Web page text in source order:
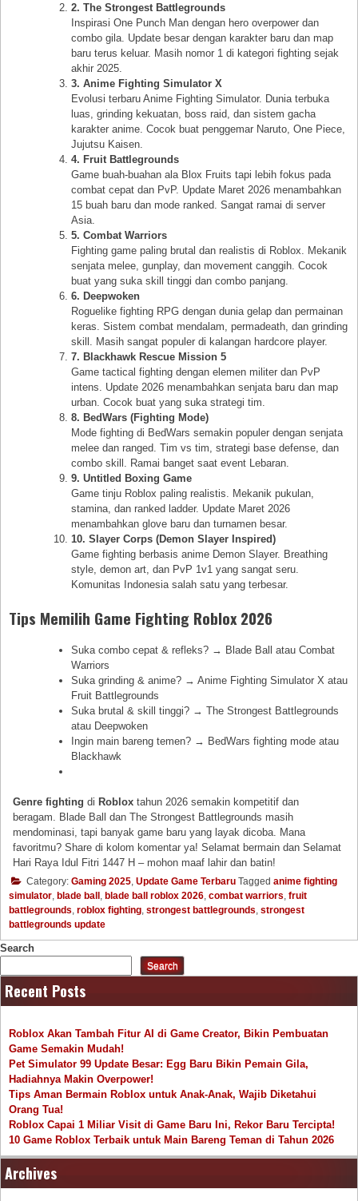
2. The Strongest Battlegrounds
Inspirasi One Punch Man dengan hero overpower dan
combo gila. Update besar dengan karakter baru dan map
baru terus keluar. Masih nomor 1 di kategori fighting sejak
akhir 2025.
3. Anime Fighting Simulator X
Evolusi terbaru Anime Fighting Simulator. Dunia terbuka
luas, grinding kekuatan, boss raid, dan sistem gacha
karakter anime. Cocok buat penggemar Naruto, One Piece,
Jujutsu Kaisen.
4. Fruit Battlegrounds
Game buah-buahan ala Blox Fruits tapi lebih fokus pada
combat cepat dan PvP. Update Maret 2026 menambahkan
15 buah baru dan mode ranked. Sangat ramai di server
Asia.
5. Combat Warriors
Fighting game paling brutal dan realistis di Roblox. Mekanik
senjata melee, gunplay, dan movement canggih. Cocok
buat yang suka skill tinggi dan combo panjang.
6. Deepwoken
Roguelike fighting RPG dengan dunia gelap dan permainan
keras. Sistem combat mendalam, permadeath, dan grinding
skill. Masih sangat populer di kalangan hardcore player.
7. Blackhawk Rescue Mission 5
Game tactical fighting dengan elemen militer dan PvP
intens. Update 2026 menambahkan senjata baru dan map
urban. Cocok buat yang suka strategi tim.
8. BedWars (Fighting Mode)
Mode fighting di BedWars semakin populer dengan senjata
melee dan ranged. Tim vs tim, strategi base defense, dan
combo skill. Ramai banget saat event Lebaran.
9. Untitled Boxing Game
Game tinju Roblox paling realistis. Mekanik pukulan,
stamina, dan ranked ladder. Update Maret 2026
menambahkan glove baru dan turnamen besar.
10. Slayer Corps (Demon Slayer Inspired)
Game fighting berbasis anime Demon Slayer. Breathing
style, demon art, dan PvP 1v1 yang sangat seru.
Komunitas Indonesia salah satu yang terbesar.
Tips Memilih Game Fighting Roblox 2026
Suka combo cepat & refleks? → Blade Ball atau Combat
Warriors
Suka grinding & anime? → Anime Fighting Simulator X atau
Fruit Battlegrounds
Suka brutal & skill tinggi? → The Strongest Battlegrounds
atau Deepwoken
Ingin main bareng temen? → BedWars fighting mode atau
Blackhawk
Genre fighting di Roblox tahun 2026 semakin kompetitif dan
beragam. Blade Ball dan The Strongest Battlegrounds masih
mendominasi, tapi banyak game baru yang layak dicoba. Mana
favoritmu? Share di kolom komentar ya! Selamat bermain dan Selamat
Hari Raya Idul Fitri 1447 H – mohon maaf lahir dan batin!
Category: Gaming 2025, Update Game Terbaru Tagged anime fighting
simulator, blade ball , blade ball roblox 2026, combat warriors, fruit
battlegrounds, roblox fighting, strongest battlegrounds, strongest
battlegrounds update
Search
Search
Recent Posts
Roblox Akan Tambah Fitur AI di Game Creator, Bikin Pembuatan
Game Semakin Mudah!
Pet Simulator 99 Update Besar: Egg Baru Bikin Pemain Gila,
Hadiahnya Makin Overpower!
Tips Aman Bermain Roblox untuk Anak-Anak, Wajib Diketahui
Orang Tua!
Roblox Capai 1 Miliar Visit di Game Baru Ini, Rekor Baru Tercipta!
10 Game Roblox Terbaik untuk Main Bareng Teman di Tahun 2026
Archives